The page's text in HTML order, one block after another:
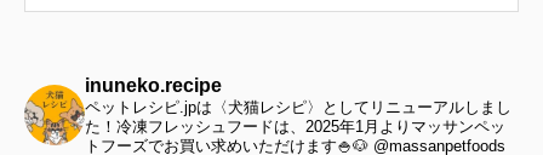
inuneko.recipe
ペットレシピ.jpは〈犬猫レシピ〉としてリニューアルしまし
た！冷凍フレッシュフードは、2025年1月よりマッサンペッ
トフーズでお買い求めいただけます🍚🐶 @massanpetfoods